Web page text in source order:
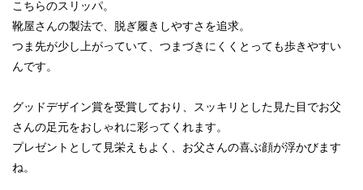
こちらのスリッパ。
靴屋さんの製法で、脱ぎ履きしやすさを追求。
つま先が少し上がっていて、つまづきにくくとっても歩きやすい
んです。
グッドデザイン賞を受賞しており、スッキリとした見た目でお父
さんの足元をおしゃれに彩ってくれます。
プレゼントとして見栄えもよく、お父さんの喜ぶ顔が浮かびます
ね。